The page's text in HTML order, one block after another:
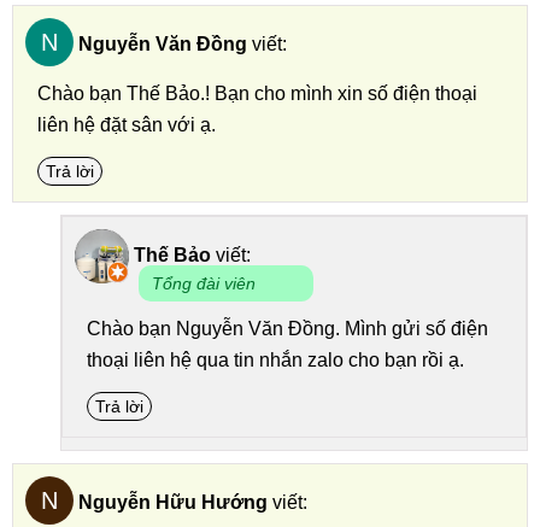
N Nguyễn Văn Đồng viết:
Chào bạn Thế Bảo.! Bạn cho mình xin số điện thoại
liên hệ đặt sân với ạ.
Trả lời
Thế Bảo viết:
Tổng đài viên
Chào bạn Nguyễn Văn Đồng. Mình gửi số điện
thoại liên hệ qua tin nhắn zalo cho bạn rồi ạ.
Trả lời
N Nguyễn Hữu Hướng viết: